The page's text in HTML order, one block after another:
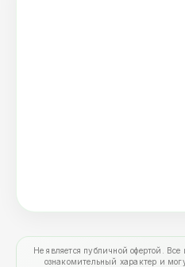
Не является публичной офертой.
ознакомительный характер и